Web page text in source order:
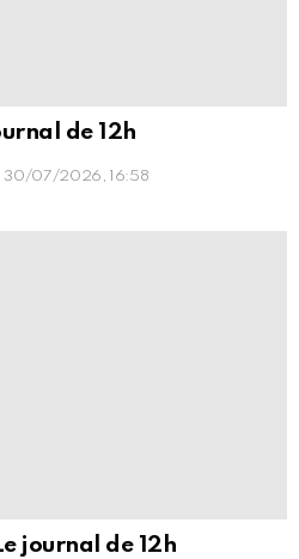
de 12h
30/07/2026, 16:58
journal de 12h